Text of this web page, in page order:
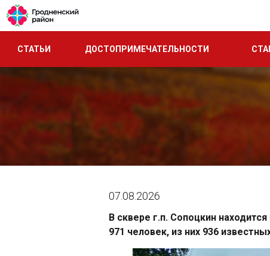
СТАТЬИ ДОСТОПРИМЕЧАТЕЛЬНОСТИ
07.08.2026
В сквере г.п. Сопоцкин
971 человек, из них 936